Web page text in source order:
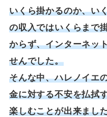
いくら掛かるのか、い
の収入ではいくらまで
からず、インターネッ
せんでした。
そんな中、ハレノイエ
金に対する不安を払拭
楽しむことが出来まし